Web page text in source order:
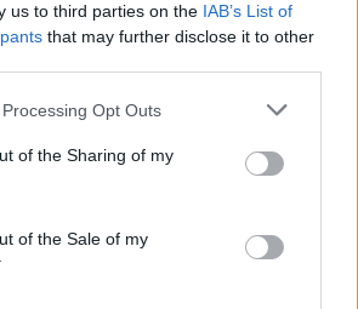
us to third parties on the IAB’s List of
that may further disclose it to other
website/app uses one or more Google
or usage behaviour. You may click to
to Google and its third-party tags to
specified purposes in below Google
Opt Outs
of the Sharing of my
of the Sale of my